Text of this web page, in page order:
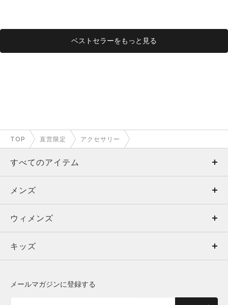
ベストセラーをもっと見る
TOP 直営限定 アクセサリー
すべてのアイテム
メンズ
ウィメンズ
キッズ
メンズ
トップス
ボトムス
ウィメンズ
トップス
キッズ
メールマガジンに登録する